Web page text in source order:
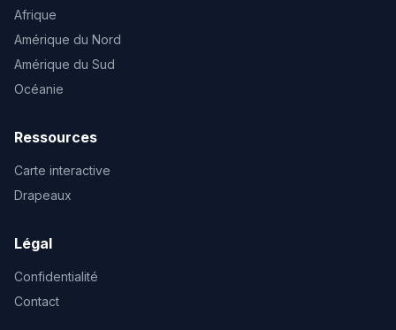
Afrique
Amérique du Nord
Amérique du Sud
Océanie
Ressources
Carte interactive
Drapeaux
Légal
Confidentialité
Contact